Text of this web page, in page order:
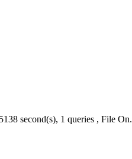
second(s), 1 queries , File On.